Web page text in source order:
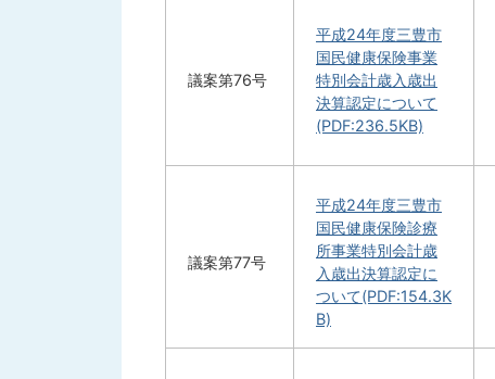
議案第76号
平成24年度三豊市
国民健康保険事業
特別会計歳入歳出
決算認定について
(PDF:236.5KB)
議案第77号
平成24年度三豊市
国民健康保険診療
所事業特別会計歳
入歳出決算認定に
ついて(PDF:154.3K
B)